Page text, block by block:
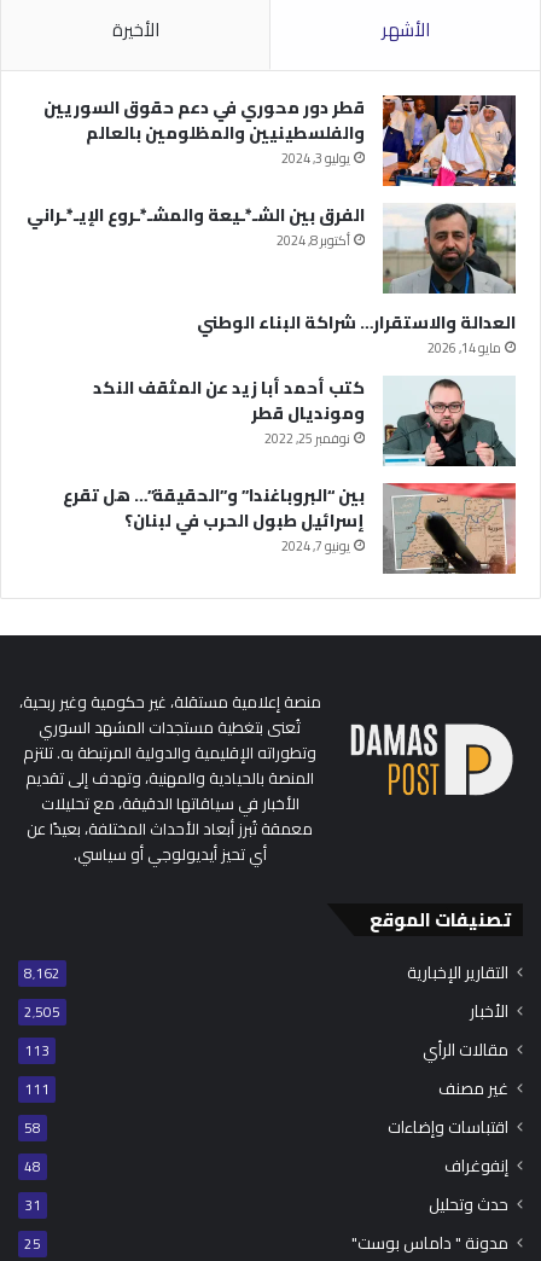
الأشهر الأخيرة
قطر دور محوري في دعم حقوق السوريين
والفلسطينيين والمظلومين بالعالم
يوليو 3, 2024
الفرق بين الشـ*ـيعة والمشـ*ـروع الإيـ*ـراني
أكتوبر 8, 2024
العدالة والاستقرار… شراكة البناء الوطني
مايو 14, 2026
كتب أحمد أبا زيد عن المثقف النكد
ومونديال قطر
نوفمبر 25, 2022
بين “البروباغندا” و”الحقيقة”… هل تقرع
إسرائيل طبول الحرب في لبنان؟
يونيو 7, 2024
منصة إعلامية مستقلة، غير حكومية وغير ربحية،
تُعنى بتغطية مستجدات المشهد السوري
وتطوراته الإقليمية والدولية المرتبطة به. تلتزم
المنصة بالحيادية والمهنية، وتهدف إلى تقديم
الأخبار في سياقاتها الدقيقة، مع تحليلات
معمقة تُبرز أبعاد الأحداث المختلفة، بعيدًا عن
أي تحيز أيديولوجي أو سياسي.
تصنيفات الموقع
التقارير الإخبارية 8٬162
الأخبار 2٬505
مقالات الرأي 113
غير مصنف 111
اقتباسات وإضاءات 58
إنفوغراف 48
حدث وتحليل 31
مدونة " داماس بوست" 25